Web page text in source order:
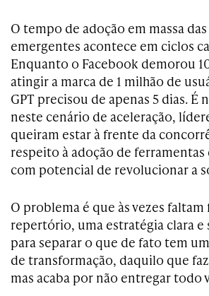
O tempo de adoção em massa
emergentes acontece em ciclos
Enquanto o Facebook demorou
atingir a marca de 1 milhão de
GPT precisou de apenas 5 dias. É
neste cenário de aceleração,
queiram estar à frente da
respeito à adoção de
com potencial de revolucionar a
O problema é que às vezes
repertório, uma estratégia clara e
para separar o que de fato tem
de transformação, daquilo que
mas acaba por não entregar